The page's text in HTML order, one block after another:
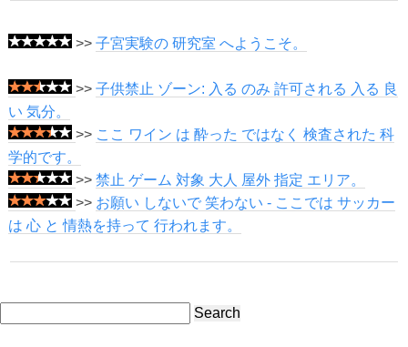
>> 子宮実験の 研究室 へようこそ。
>> 子供禁止 ゾーン: 入る のみ 許可される 入る 良
い 気分。
>> ここ ワイン は 酔った ではなく 検査された 科
学的です。
>> 禁止 ゲーム 対象 大人 屋外 指定 エリア。
>> お願い しないで 笑わない - ここでは サッカー
は 心 と 情熱を持って 行われます。
Search